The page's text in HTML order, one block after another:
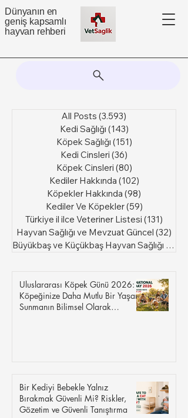
Dünyanın en
geniş kapsamlı
hayvan rehberi
All Posts (3.593)
Kedi Sağlığı (143)
Köpek Sağlığı (151)
Kedi Cinsleri (36)
Köpek Cinsleri (80)
Kediler Hakkında (102)
Köpekler Hakkında (98)
Kediler Ve Köpekler(59)
Türkiye il ilce Veteriner Listesi (131)
Hayvan Sağlığı ve Mevzuat Güncel (32)
Büyükbaş ve Küçükbaş Hayvan Sağlığı (6)
Uluslararası Köpek Günü 2026:
Köpeğinize Daha Mutlu Bir Yaşam
Sunmanın Bilimsel Olarak
Bir Kediyi Bebekle Yalnız
Bırakmak Güvenli Mi? Riskler,
Gözetim ve Güvenli Tanıştırma